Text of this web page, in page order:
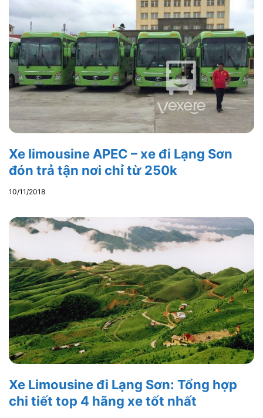
Xe limousine APEC – xe đi Lạng Sơn
đón trả tận nơi chỉ từ 250k
10/11/2018
Xe Limousine đi Lạng Sơn: Tổng hợp
chi tiết top 4 hãng xe tốt nhất